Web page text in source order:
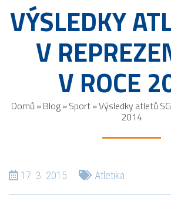
VÝSLEDKY
V
V ROCE
Domů »Blog»Sport»Výsledky atletů
2014
17. 3. 2015 Atletika